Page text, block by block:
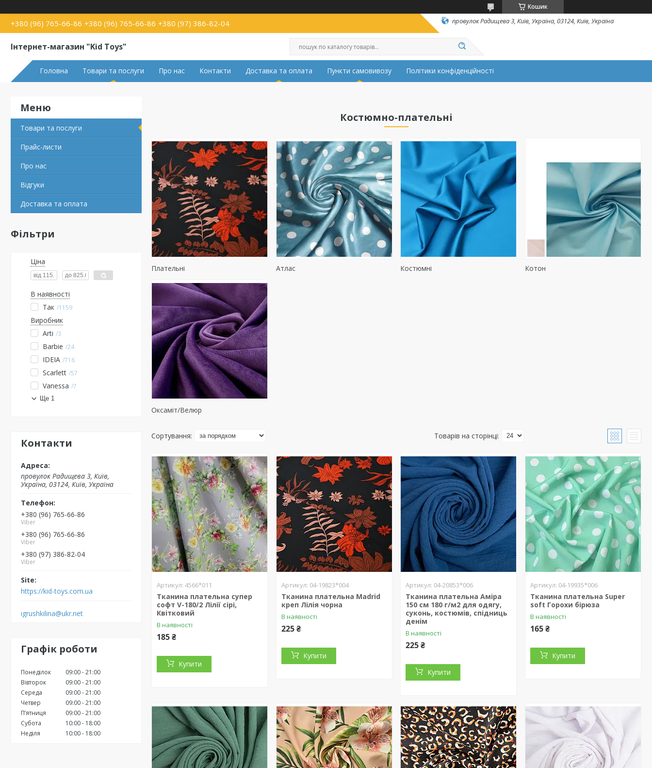
Кошик
+380 (96) 765-66-86 +380 (96) 765-66-86 +380 (97) 386-82-04 провулок Радищева 3, Київ, Україна, 03124, Київ, Україна
Інтернет-магазин "Kid Toys"
Головна Товари та послуги Про нас Контакти Доставка та оплата Пункти самовивозу Політики конфіденційності
Товари та послуги
Прайс-листи
Про нас
Відгуки
Доставка та оплата
Фільтри
Ціна
В наявності
Так 1159
Виробник
Arti 3
Barbie 24
IDEIA 716
Scarlett 57
Vanessa 7
Ще 1
Контакти
провулок Радищева 3, Київ,
Україна, 03124, Київ, Україна
+380 (96) 765-66-86
Viber
+380 (96) 765-66-86
Viber
+380 (97) 386-82-04
Viber
https://kid-toys.com.ua
igrushkilina@ukr.net
Графік роботи
Понеділок 09:00 21:00
Вівторок
09:00 21:00
Середа
09:00 21:00
Четвер
09:00 21:00
Пʼятниця
09:00 21:00
Субота
10:00
18:00
Неділя
10:00 18:00
Костюмно-плательні
Плательні Атлас Костюмні Котон
Оксаміт/Велюр
4566*011
Тканина плательна супер
софт V-180/2 Лілії сірі,
Квітковий
В наявності
185 ₴
Купити
04-19823*004
Тканина плательна Madrid
креп Лілія чорна
В наявності
225 ₴
Купити
04-20853*006
Тканина плательна Аміра
150 см 180 г/м2 для одягу,
суконь, костюмів, спідниць
денім
В наявності
225 ₴
Купити
04-19935*006
Тканина плательна Super
soft Горохи бірюза
В наявності
165 ₴
Купити